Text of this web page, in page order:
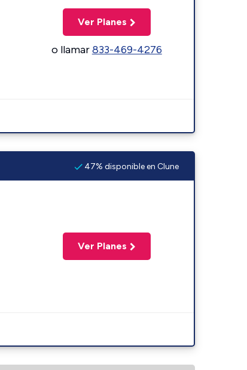
Ver Planes
o llamar833-469-4276
47% disponible en Clune
Ver Planes